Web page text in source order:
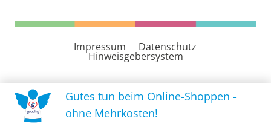
Impressum Datenschutz
Hinweisgebersystem
Gutes tun beim Online-Shoppen -
ohne Mehrkosten!